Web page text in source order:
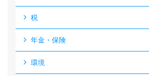
税
年金・保険
環境